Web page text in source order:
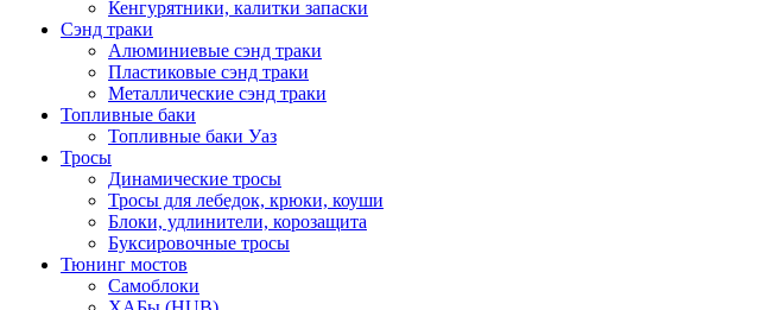
Кенгурятники, калитки запаски
Сэнд траки
Алюминиевые сэнд траки
Пластиковые сэнд траки
Металлические сэнд траки
Топливные баки
Топливные баки Уаз
Тросы
Динамические тросы
Тросы для лебедок, крюки, коуши
Блоки, удлинители, корозащита
Буксировочные тросы
Тюнинг мостов
Самоблоки